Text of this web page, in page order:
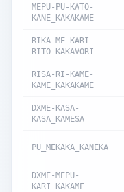
MEPU-PU-KATO-
KANE_KAKAKAME
RIKA-ME-KARI-
RITO_KAKAVORI
RISA-RI-KAME-
KAME_KAKAKAME
DXME-KASA-
KASA_KAMESA
PU_MEKAKA_KANEKA
DXME-MEPU-
KARI_KAKAME